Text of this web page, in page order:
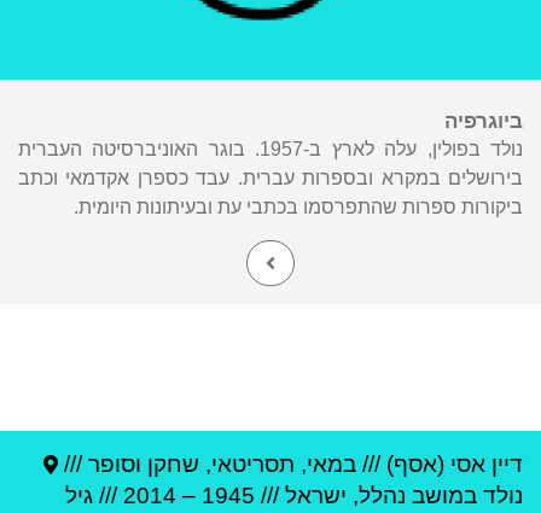
ביוגרפיה
נולד בפולין, עלה לארץ ב-1957. בוגר האוניברסיטה העברית
בירושלים במקרא ובספרות עברית. עבד כספרן אקדמאי וכתב
ביקורות ספרות שהתפרסמו בכתבי עת ובעיתונות היומית.
דיין אסי (אסף) /// במאי, תסריטאי, שחקן וסופר ///
נולד במושב נהלל, ישראל///
1945
–
2014 /// גיל